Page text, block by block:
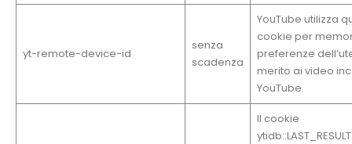
yt-remote-device-id
senza
scadenza
YouTube utilizza
cookie per
preferenze
merito ai video
YouTube.
Il cookie